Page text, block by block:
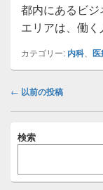
都内にあるビ
エリアは、働
カテゴリー: 内科、 医
投
ビ
ゲ
シ
← 以前の投稿
イ
イ
検索